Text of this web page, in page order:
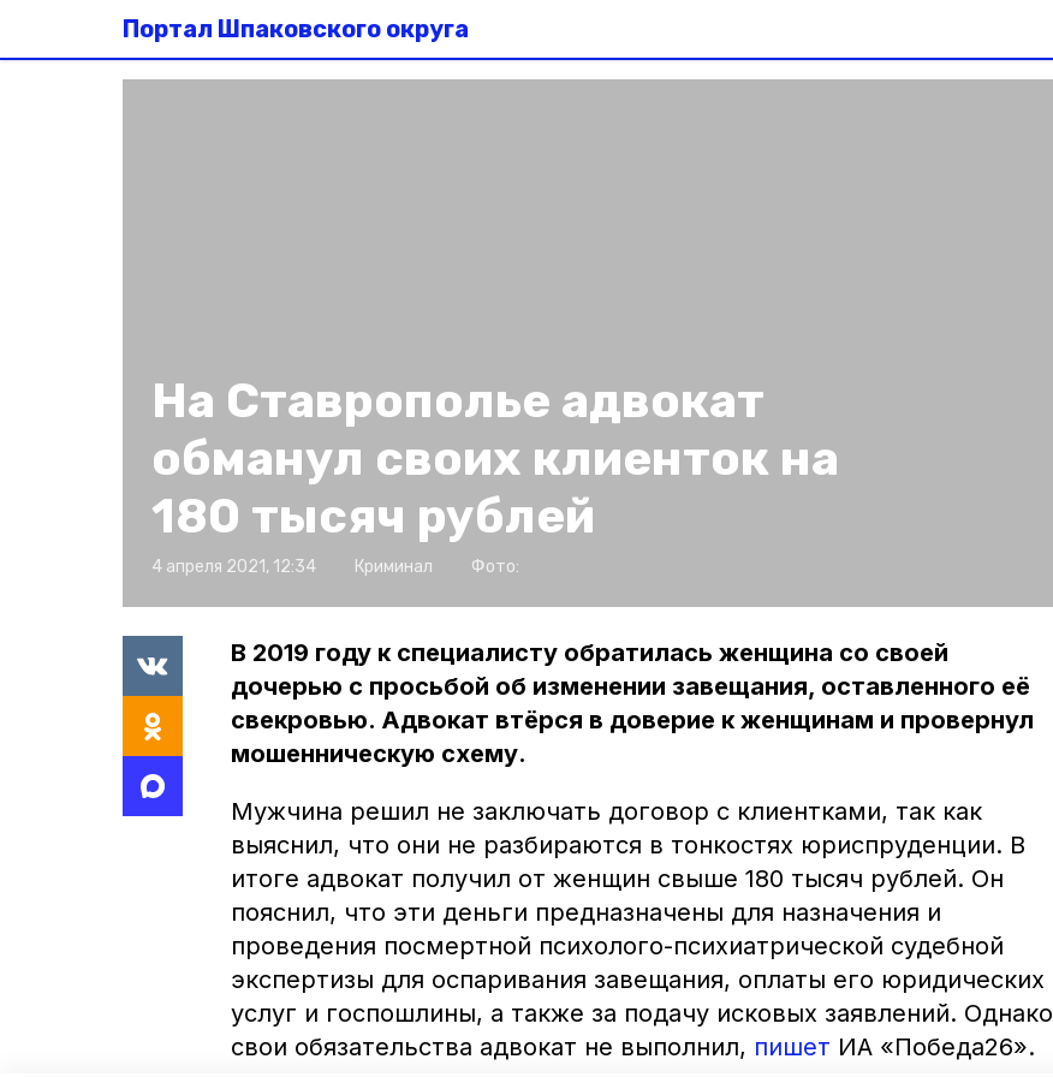
Портал Шпаковского округа
На Ставрополье адвокат
обманул своих клиенток на
180 тысяч рублей
4 апреля 2021, 12:34 Криминал Фото:
В 2019 году к специалисту обратилась женщина со своей
дочерью с просьбой об изменении завещания, оставленного её
свекровью. Адвокат втёрся в доверие к женщинам и провернул
мошенническую схему.
Мужчина решил не заключать договор с клиентками, так как
выяснил, что они не разбираются в тонкостях юриспруденции. В
итоге адвокат получил от женщин свыше 180 тысяч рублей. Он
пояснил, что эти деньги предназначены для назначения и
проведения посмертной психолого-психиатрической судебной
экспертизы для оспаривания завещания, оплаты его юридических
услуг и госпошлины, а также за подачу исковых заявлений. Однако
свои обязательства адвокат не выполнил, пишет ИА «Победа26».